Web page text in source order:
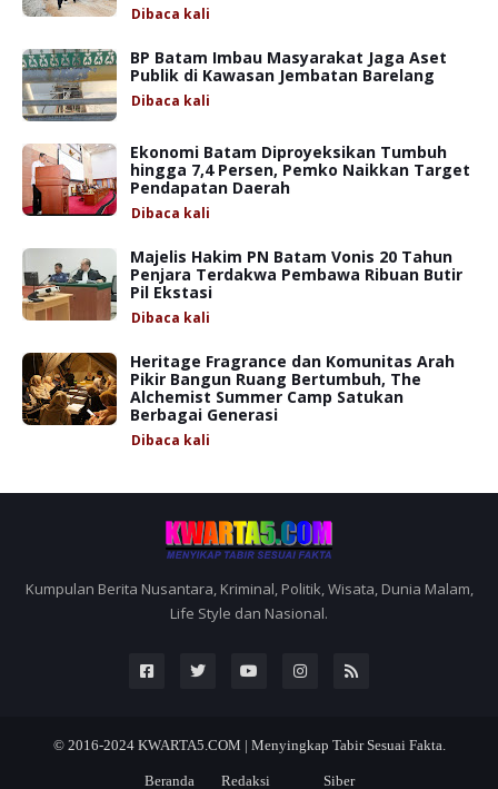
Dibaca kali
BP Batam Imbau Masyarakat Jaga Aset
Publik di Kawasan Jembatan Barelang
Dibaca kali
Ekonomi Batam Diproyeksikan Tumbuh
hingga 7,4 Persen, Pemko Naikkan Target
Pendapatan Daerah
Dibaca kali
Majelis Hakim PN Batam Vonis 20 Tahun
Penjara Terdakwa Pembawa Ribuan Butir
Pil Ekstasi
Dibaca kali
Heritage Fragrance dan Komunitas Arah
Pikir Bangun Ruang Bertumbuh, The
Alchemist Summer Camp Satukan
Berbagai Generasi
Dibaca kali
Kumpulan Berita Nusantara, Kriminal, Politik, Wisata, Dunia Malam,
Life Style dan Nasional.
© 2016-2024 KWARTA5.COM | Menyingkap Tabir Sesuai Fakta.
Beranda Redaksi Siber